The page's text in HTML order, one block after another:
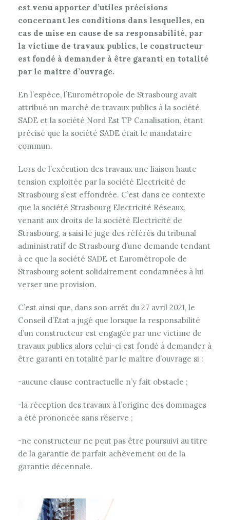
est venu apporter d’utiles précisions
concernant les conditions dans lesquelles, en
cas de mise en cause de sa responsabilité, par
la victime de travaux publics, le constructeur
est fondé à demander à être garanti en totalité
par le maître d’ouvrage.
En l’espèce, l’Eurométropole de Strasbourg avait
attribué un marché de travaux publics à la société
SADE et la société Nord Est TP Canalisation, étant
précisé que la société SADE était le mandataire
commun.
Lors de l’exécution des travaux une liaison haute
tension exploitée par la société Electricité de
Strasbourg s’est effondrée. C’est dans ce contexte
que la société Strasbourg Electricité Réseaux,
venant aux droits de la société Electricité de
Strasbourg, a saisi le juge des référés du tribunal
administratif de Strasbourg d’une demande tendant
à ce que la société SADE et Eurométropole de
Strasbourg soient solidairement condamnées à lui
verser une provision.
C’est ainsi que, dans son arrêt du 27 avril 2021, le
Conseil d’Etat a jugé que lorsque la responsabilité
d’un constructeur est engagée par une victime de
travaux publics alors celui-ci est fondé à demander à
être garanti en totalité par le maître d’ouvrage si :
-aucune clause contractuelle n’y fait obstacle ;
-la réception des travaux à l’origine des dommages
a été prononcée sans réserve ;
-ne constructeur ne peut pas être poursuivi au titre
de la garantie de parfait achèvement ou de la
garantie décennale.